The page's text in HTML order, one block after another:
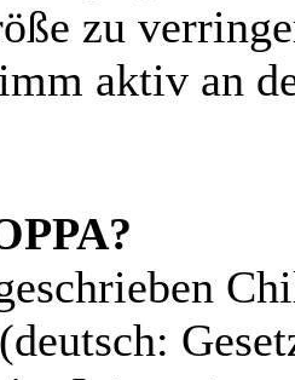
zu
aktiv an